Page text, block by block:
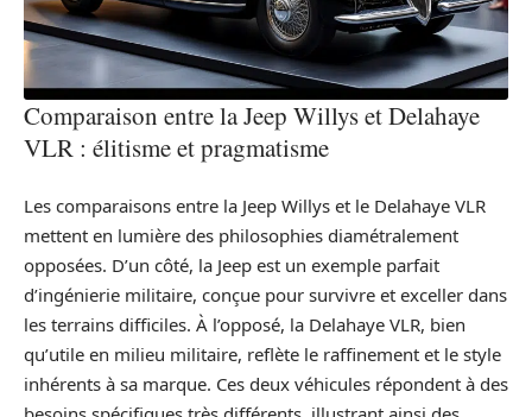
Comparaison entre la Jeep Willys et Delahaye
VLR : élitisme et pragmatisme
Les comparaisons entre la Jeep Willys et le Delahaye VLR
mettent en lumière des philosophies diamétralement
opposées. D’un côté, la Jeep est un exemple parfait
d’ingénierie militaire, conçue pour survivre et exceller dans
les terrains difficiles. À l’opposé, la Delahaye VLR, bien
qu’utile en milieu militaire, reflète le raffinement et le style
inhérents à sa marque. Ces deux véhicules répondent à des